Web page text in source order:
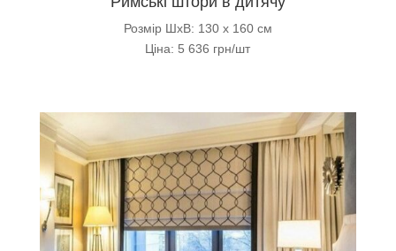
Розмір ШхВ: 130 х 160 см
Ціна: 5 636 грн/шт